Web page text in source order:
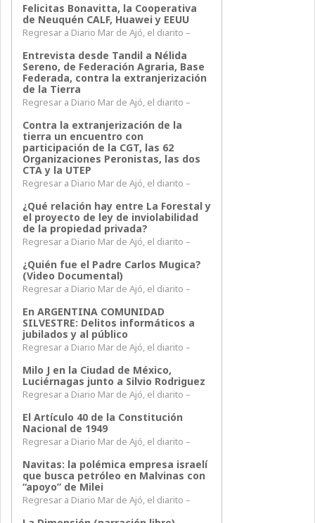
Felicitas Bonavitta, la Cooperativa
de Neuquén CALF, Huawei y EEUU
Regresar a Diario Mar de Ajó, el diarito –
Entrevista desde Tandil a Nélida
Sereno, de Federación Agraria, Base
Federada, contra la extranjerización
de la Tierra
Regresar a Diario Mar de Ajó, el diarito –
Contra la extranjerización de la
tierra un encuentro con
participación de la CGT, las 62
Organizaciones Peronistas, las dos
CTA y la UTEP
Regresar a Diario Mar de Ajó, el diarito –
¿Qué relación hay entre La Forestal y
el proyecto de ley de inviolabilidad
de la propiedad privada?
Regresar a Diario Mar de Ajó, el diarito –
¿Quién fue el Padre Carlos Mugica?
(Video Documental)
Regresar a Diario Mar de Ajó, el diarito –
En ARGENTINA COMUNIDAD
SILVESTRE: Delitos informáticos a
jubilados y al público
Regresar a Diario Mar de Ajó, el diarito –
Milo J en la Ciudad de México,
Luciérnagas junto a Silvio Rodriguez
Regresar a Diario Mar de Ajó, el diarito –
El Artículo 40 de la Constitución
Nacional de 1949
Regresar a Diario Mar de Ajó, el diarito –
Navitas: la polémica empresa israelí
que busca petróleo en Malvinas con
“apoyo” de Milei
Regresar a Diario Mar de Ajó, el diarito –